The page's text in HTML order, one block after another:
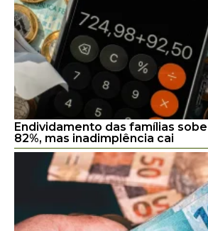
Endividamento das famílias
82%, mas inadimplência cai